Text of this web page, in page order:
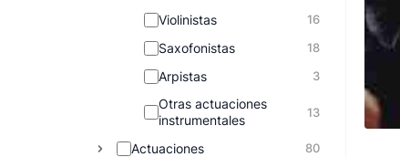
Violinistas 16
Saxofonistas 18
Arpistas 3
Otras actuaciones
instrumentales
13
Actuaciones 80